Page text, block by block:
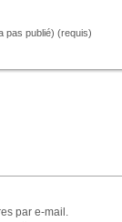
pas publié) (requis)
par e-mail.